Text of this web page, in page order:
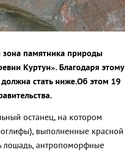
зона памятника природы
Куртун». Благодаря этому
стать ниже.Об этом 19
останец, на котором
выполненные красной
лошадь, антропоморфные